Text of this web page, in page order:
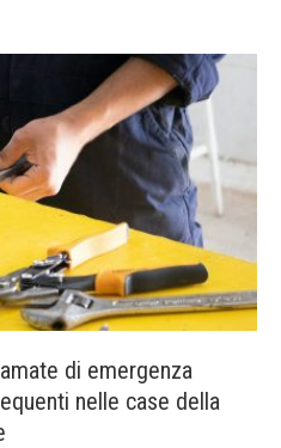
di emergenza
nelle case della